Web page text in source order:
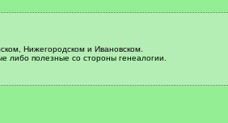
Нижегородском и Ивановском.
либо полезные со стороны генеалогии.